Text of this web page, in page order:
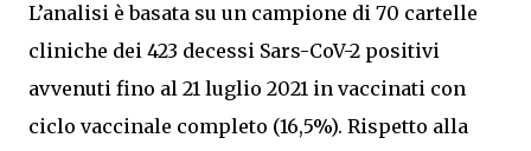
L’analisi è basata su un campione di 70 cartelle
cliniche dei 423 decessi Sars-CoV-2 positivi
avvenuti fino al 21 luglio 2021 in vaccinati con
ciclo vaccinale completo (16,5%). Rispetto alla